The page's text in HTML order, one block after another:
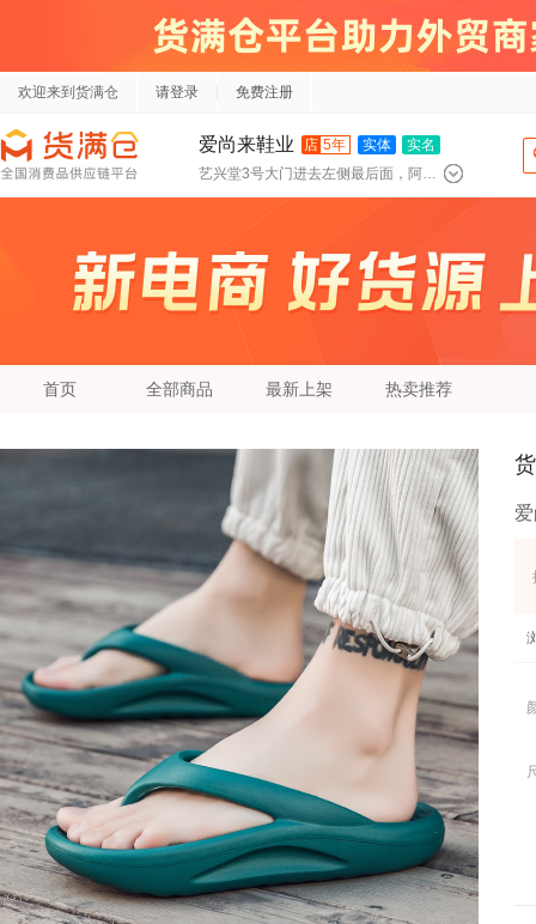
欢迎来到货满仓 请登录 免费注册
爱尚来鞋业 店 5年 实体
实名
艺兴堂3号大门进去左侧最后面，阿北 三毛店 中间
首页 全部商品 最新上架 热卖推荐